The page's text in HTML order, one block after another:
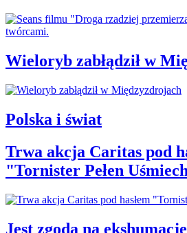
Wieloryb zabłądził w
Polska i świat
Trwa akcja Caritas pod
"Tornister Pełen
Jest zgoda na